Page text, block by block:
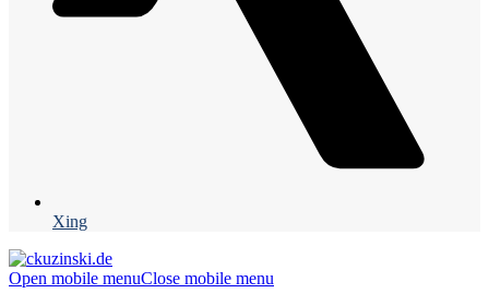
Xing
Open mobile menuClose mobile menu